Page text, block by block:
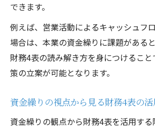
できます。
例えば、営業活動によるキャッシュフ
場合は、本業の資金繰りに課題があると
財務4表の読み解き方を身につけるこ
策の立案が可能となります。
資金繰りの視点から見る財務4表の
資金繰りの観点から財務4表を活用す